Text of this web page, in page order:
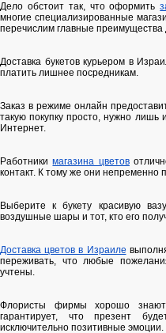
Дело обстоит так, что оформить
многие специализированные
перечислим главные преимущества
Доставка букетов курьером в
платить лишнее посредникам.
Заказ в режиме онлайн
такую покупку просто, нужно
Интернет.
Работникимагазина цветов
контакт. К тому же они непременно
Выберите к букету красивую
воздушные шары и тот, кто его
Доставка цветов в Израиле
переживать, что любые
учтены.
Флористы фирмы хорошо знают
гарантирует, что презент
исключительно позитивные эмоции.